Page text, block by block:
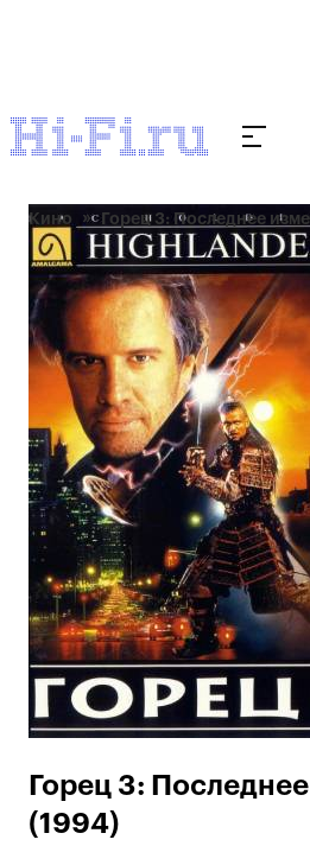
Кино Горец 3: Последнее
Горец 3:
(1994)